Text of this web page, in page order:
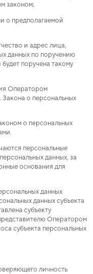
законом;
о предполагаемой
и адрес лица,
данных по поручению
поручена такому
Оператором
Закона о персональных
о персональных
персональные
данных, за
основания для
данных
данных субъекта
субъекту
Оператором
субъекта персональных
личность